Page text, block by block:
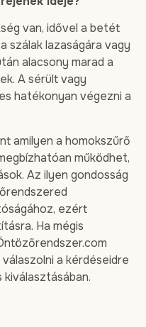
van, idővel a betét
szálak lazaságára vagy
alacsony marad a
A sérült vagy
hatékonyan végezni a
amilyen a homokszűrő
működhet,
Az ilyen gondosság
ezért
Ha mégis
a kérdéseidre